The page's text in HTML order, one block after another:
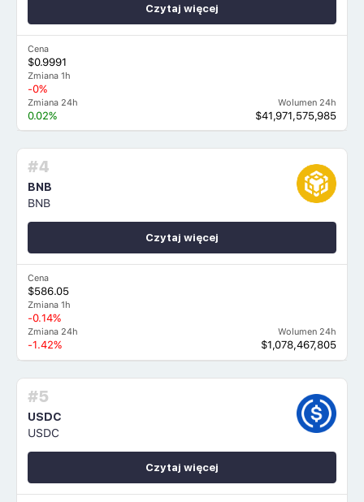
Cena
$0.9991
Zmiana 1h
-0%
Zmiana 24h
0.02%
Wolumen 24h
$41,971,575,985
Czytaj więcej
#4
BNB
BNB
Cena
$586.05
Zmiana 1h
-0.14%
Zmiana 24h
-1.42%
Wolumen 24h
$1,078,467,805
Czytaj więcej
#5
USDC
USDC
Czytaj więcej